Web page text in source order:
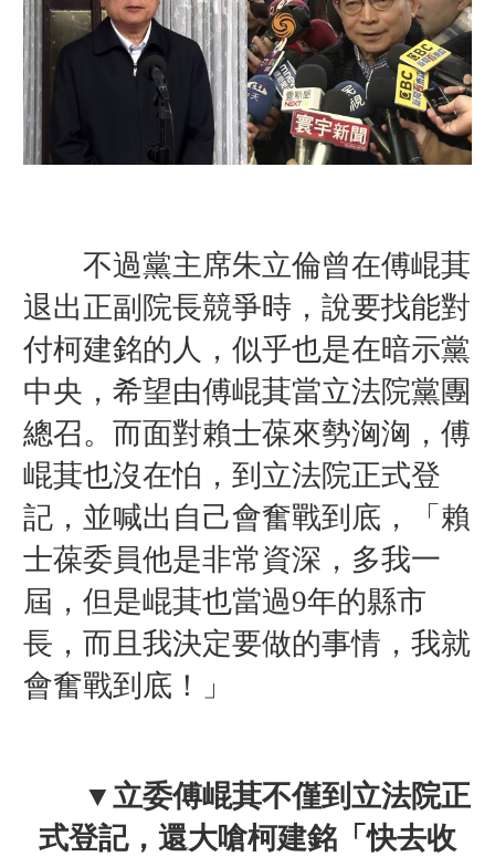
不過黨主席朱立倫曾在傅崐萁
退出正副院長競爭時，說要找能對
付柯建銘的人，似乎也是在暗示黨
中央，希望由傅崐萁當立法院黨團
總召。 而面對賴士葆來勢洶洶，傅
崐萁也沒在怕，到立法院正式登
記，並喊出自己會奮戰到底，「 賴
士葆委員他是非常資深，多我一
屆，但是崐萁也當過9年的縣市
長，而且我決定要做的事情，我就
會奮戰到底！
」
▼立委傅崐萁不僅到立法院正
式登記，還大嗆柯建銘「快去收